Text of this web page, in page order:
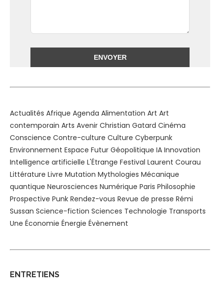
Actualités Afrique Agenda Alimentation Art Art
contemporain Arts Avenir Christian Gatard Cinéma
Conscience Contre-culture Culture Cyberpunk
Environnement Espace Futur Géopolitique IA Innovation
Intelligence artificielle L'Étrange Festival Laurent Courau
Littérature Livre Mutation Mythologies Mécanique
quantique Neurosciences Numérique Paris Philosophie
Prospective Punk Rendez-vous Revue de presse Rémi
Sussan Science-fiction Sciences Technologie Transports
Une Économie Énergie Évènement
ENTRETIENS